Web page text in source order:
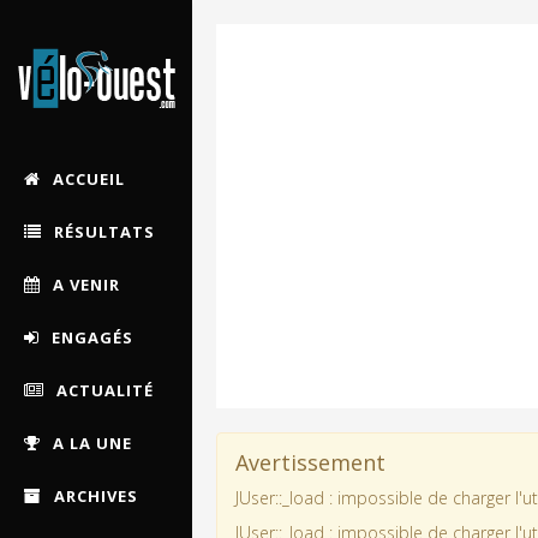
ACCUEIL
RÉSULTATS
A VENIR
ENGAGÉS
ACTUALITÉ
A LA UNE
ARCHIVES
Avertissement
JUser::_load : impossible de charger
JUser::_load : impossible de charger